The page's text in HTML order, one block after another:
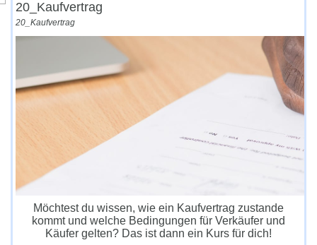
20_Kaufvertrag
20_Kaufvertrag
Möchtest du wissen, wie ein Kaufvertrag zustande
kommt und welche Bedingungen für Verkäufer und
Käufer gelten? Das ist dann ein Kurs für dich!